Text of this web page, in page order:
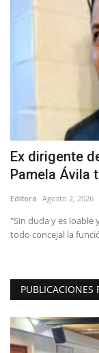
Ex dirigente
Pamela Ávila
Editora Agosto 2, 2026
"Sin duda y es
todo concejal la
PUBLICACIONES